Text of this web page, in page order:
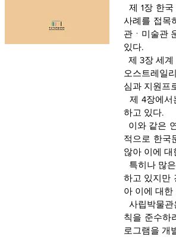
제 1장 한
사례를 접목
관ㆍ미술관
있다.
제 3장 세
오스트레일
심과 지원프
제 4장에서
하고 있다.
이와 같은
적으로 한국
않아 이에
특히나 많
하고 있지만
아 이에 대
사립박물
칙을 준수하
로그램을 개